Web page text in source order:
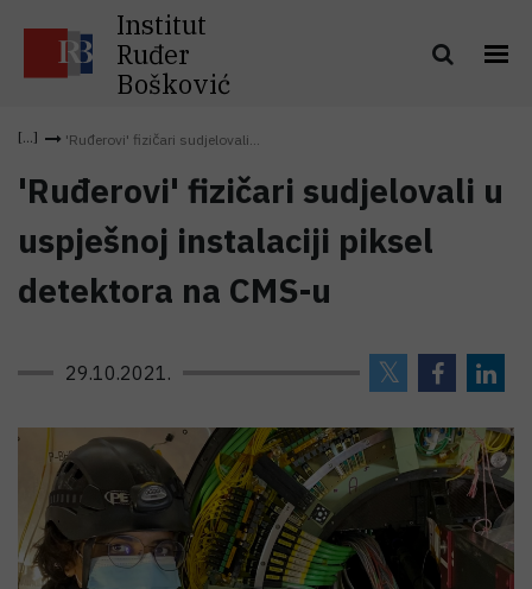
Institut
Ruđer
Bošković
'Ruđerovi' fizičari sudjelovali...
'Ruđerovi' fizičari sudjelovali u
uspješnoj instalaciji piksel
detektora na CMS-u
29.10.2021.